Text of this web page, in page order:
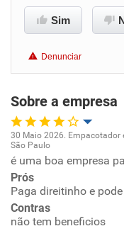
Recomenda
Recomenda a
Sim
Denunciar
Sobre a empresa
Oportunidade de
Ambiente de trabalho
Conciliação com a
30 Maio 2026. Empacotador
São Paulo
é uma boa empresa
Prós
Paga direitinho e
Contras
não tem beneficios